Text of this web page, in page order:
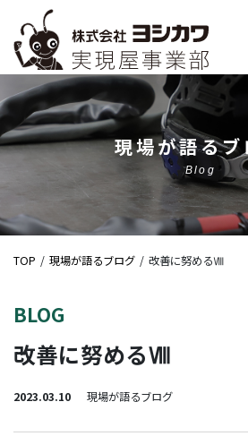
現場が語る
Blog
TOP 現場が語るブログ 改善に努めるⅧ
BLOG
改善に努めるⅧ
2023.03.10 現場が語るブログ